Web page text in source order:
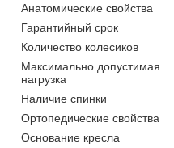
Анатомические свойства
Гарантийный срок
Количество колесиков
Максимально допустимая
нагрузка
Наличие спинки
Ортопедические свойства
Основание кресла